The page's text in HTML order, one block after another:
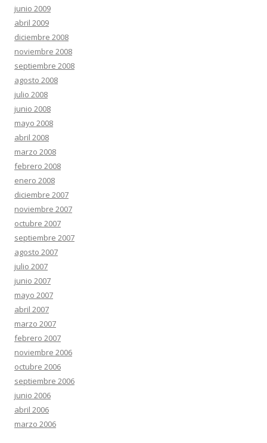
junio 2009
abril 2009
diciembre 2008
noviembre 2008
septiembre 2008
agosto 2008
julio 2008
junio 2008
mayo 2008
abril 2008
marzo 2008
febrero 2008
enero 2008
diciembre 2007
noviembre 2007
octubre 2007
septiembre 2007
agosto 2007
julio 2007
junio 2007
mayo 2007
abril 2007
marzo 2007
febrero 2007
noviembre 2006
octubre 2006
septiembre 2006
junio 2006
abril 2006
marzo 2006